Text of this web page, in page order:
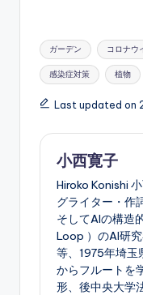
Tags:
ガーデン コロナウ
感染症対策 植物
Last updated on
小西寛子
Hiroko Konishi
グライター・作
そしてAIの構造
Loop ）のAI研
等、1975年埼玉
からフルートを
形、後中央大学